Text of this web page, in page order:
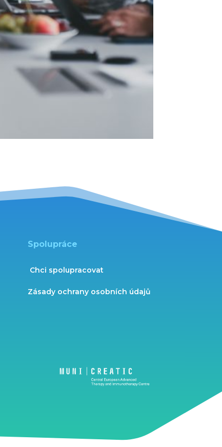
Spolupráce
Chci spolupracovat
Zásady ochrany osobních údajů